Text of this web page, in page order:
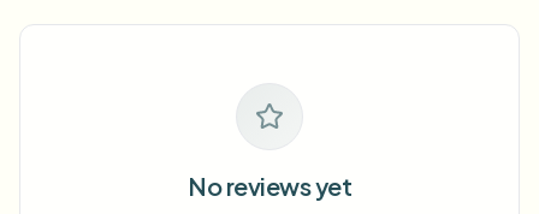
No reviews yet